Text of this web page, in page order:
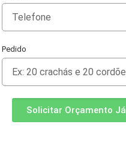
Pedido
Solicitar Orçamento Já